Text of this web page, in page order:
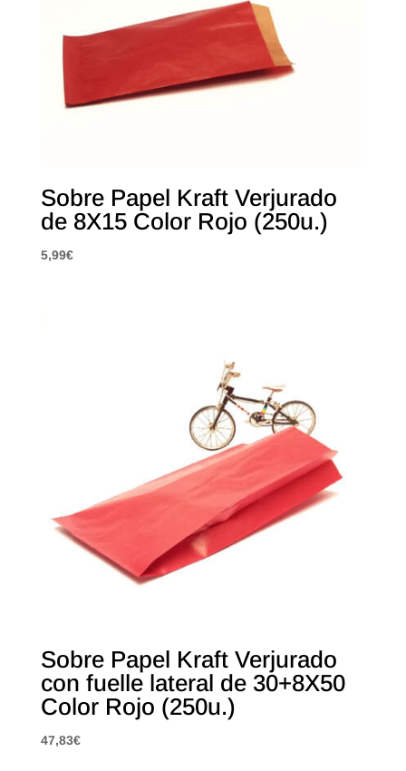
Sobre Papel Kraft Verjurado
de 8X15 Color Rojo (250u.)
5,99€
Sobre Papel Kraft Verjurado
con fuelle lateral de 30+8X50
Color Rojo (250u.)
47,83€